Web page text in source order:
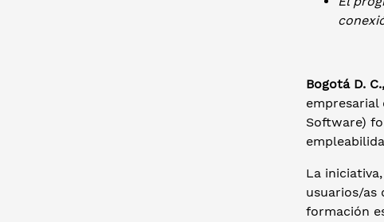
Bogotá D.
empresarial
Software)
La
usuarios/as
formación